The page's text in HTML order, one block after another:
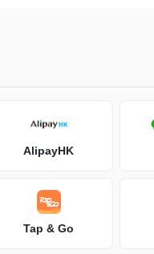
AlipayHK
Tap & Go